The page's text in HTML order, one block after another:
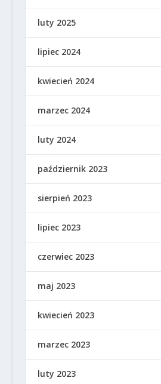
luty 2025
lipiec 2024
kwiecień 2024
marzec 2024
luty 2024
październik 2023
sierpień 2023
lipiec 2023
czerwiec 2023
maj 2023
kwiecień 2023
marzec 2023
luty 2023